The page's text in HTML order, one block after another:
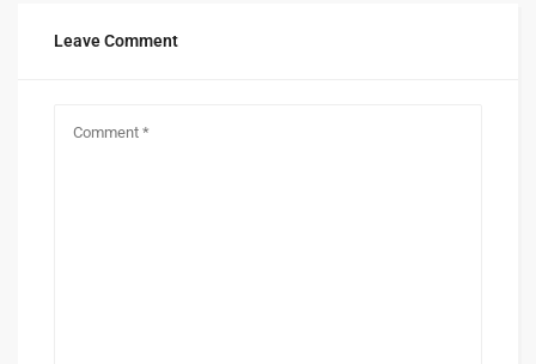
Leave Comment